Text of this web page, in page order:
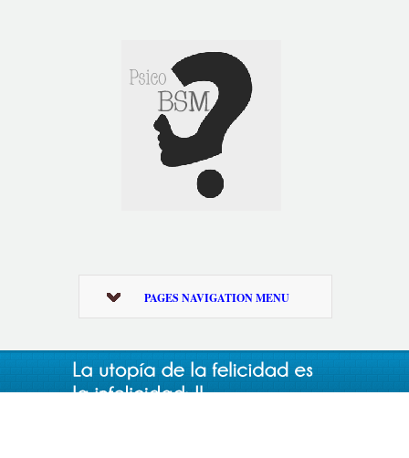
PAGES NAVIGATION MENU